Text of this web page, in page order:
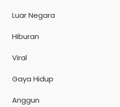
Luar Negara
Hiburan
Viral
Gaya Hidup
Anggun